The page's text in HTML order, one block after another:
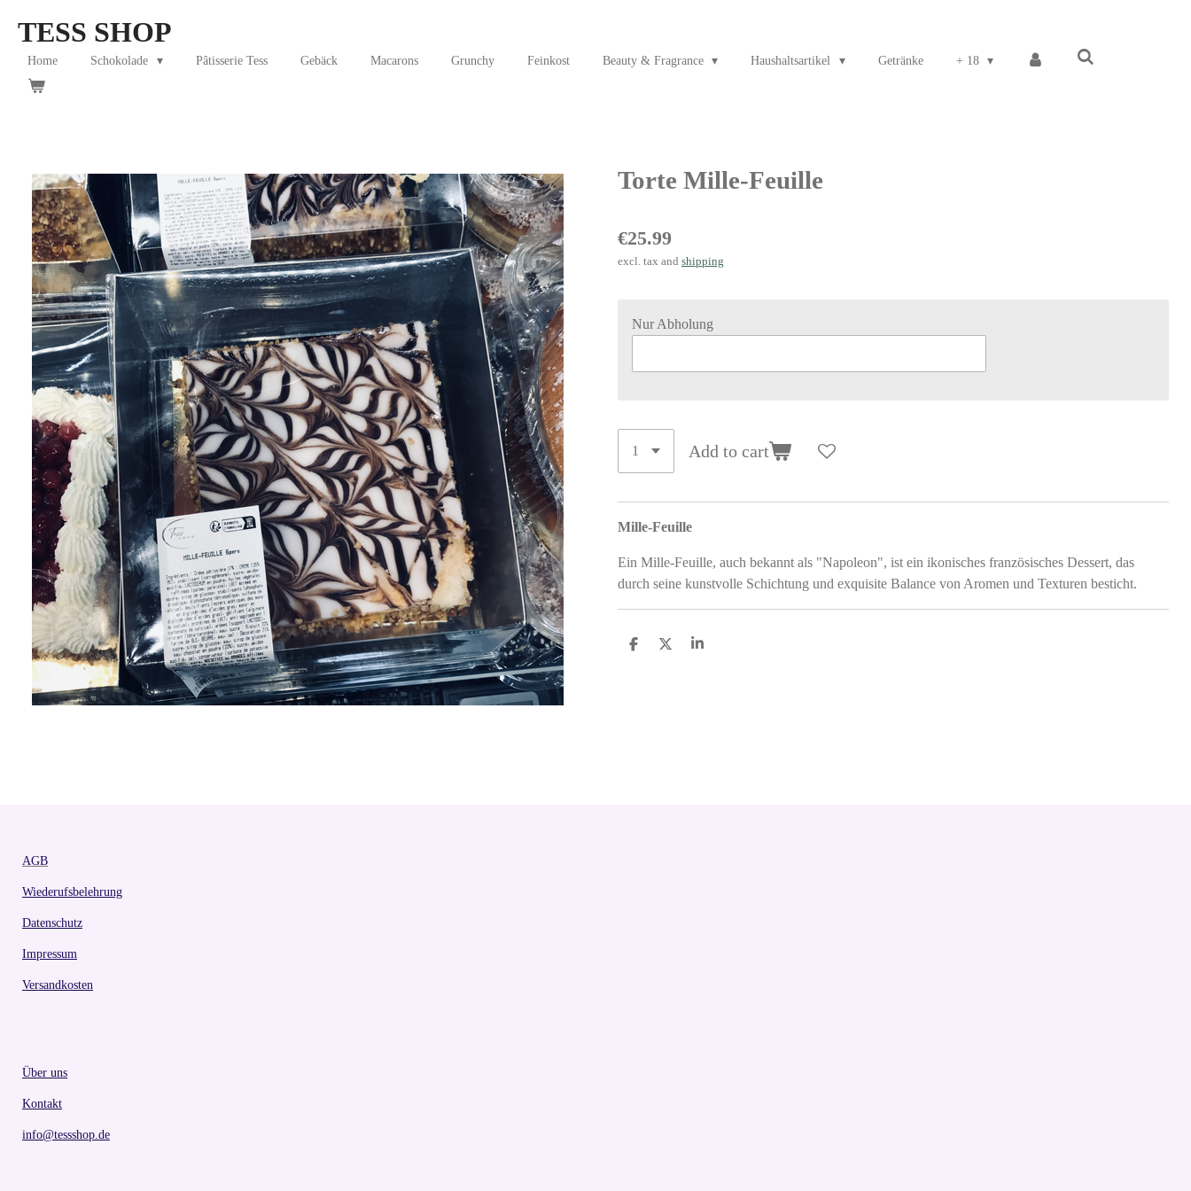
main
content
TESS SHOP
Home Schokolade Pâtisserie Tess Gebäck Macarons Grunchy Feinkost Beauty & Fragrance Haushaltsartikel Getränke + 18
Torte Mille-Feuille
€25.99
excl. tax and shipping
Nur Abholung
Add to cart
Mille-Feuille
Ein Mille-Feuille, auch bekannt als "Napoleon", ist ein ikonisches französisches Dessert, das
durch seine kunstvolle Schichtung und exquisite Balance von Aromen und Texturen besticht.
S
S
S
AGB
Wiederufsbelehrung
Datenschutz
Impressum
Versandkosten
Über uns
Kontakt
info@tessshop.de